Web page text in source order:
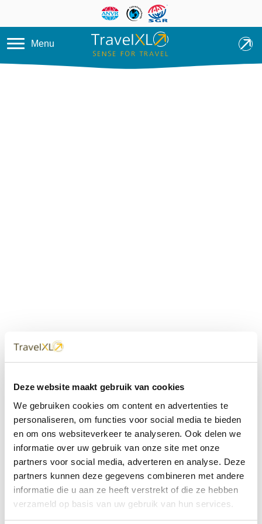
Deze website maakt gebruik van cookies
We gebruiken cookies om content en advertenties te
personaliseren, om functies voor social media te bieden
en om ons websiteverkeer te analyseren. Ook delen we
informatie over uw gebruik van onze site met onze
partners voor social media, adverteren en analyse. Deze
partners kunnen deze gegevens combineren met andere
informatie die u aan ze heeft verstrekt of die ze hebben
verzameld op basis van uw gebruik van hun services.
Overslaan en naar de inhoud
Menu
dichtbij
Met 60+ verkooppunten in Nederland en België staan wij
met onze XL Travelcenters, mobiele reisadviseurs van
TravelXL@Home en deze website altijd voor uw vakantie
klaar.
• Ontzorgen van A-Z • Onafhankelijk advies • Maatwerk •
Bespaar tijd en stress
TravelXLreisbureau's